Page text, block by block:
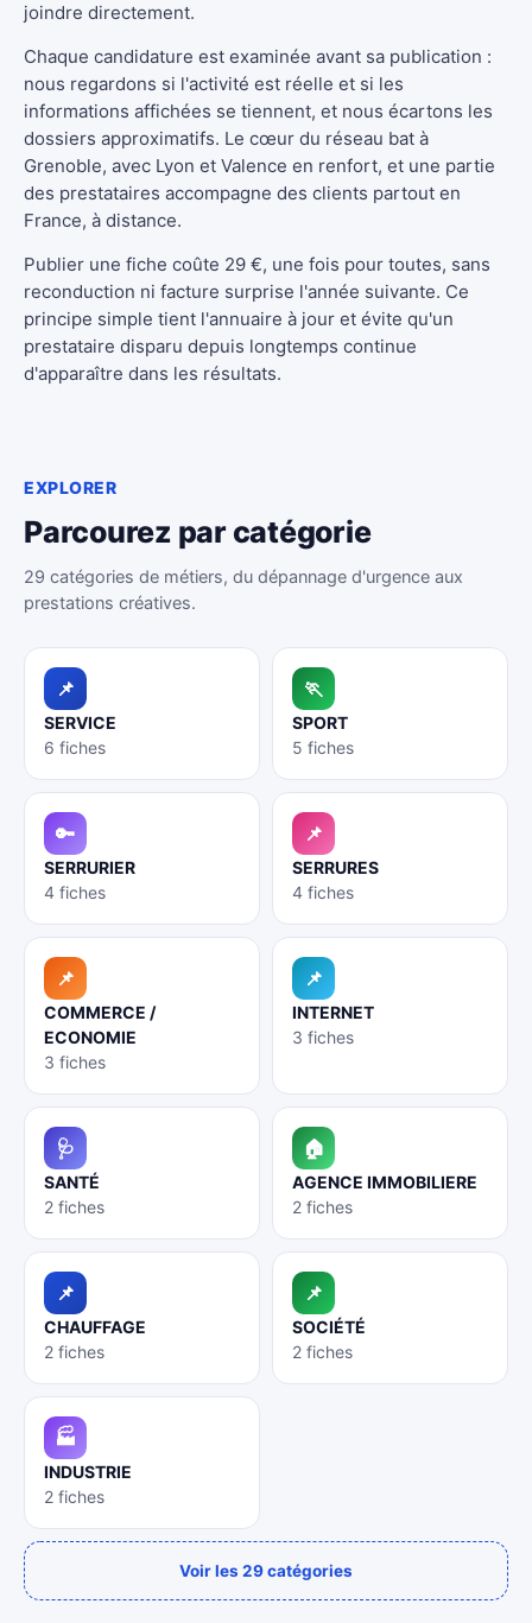
joindre directement.
Chaque candidature est examinée avant sa publication :
nous regardons si l'activité est réelle et si les
informations affichées se tiennent, et nous écartons les
dossiers approximatifs. Le cœur du réseau bat à
Grenoble, avec Lyon et Valence en renfort, et une partie
des prestataires accompagne des clients partout en
France, à distance.
Publier une fiche coûte 29 €, une fois pour toutes, sans
reconduction ni facture surprise l'année suivante. Ce
principe simple tient l'annuaire à jour et évite qu'un
prestataire disparu depuis longtemps continue
d'apparaître dans les résultats.
EXPLORER
Parcourez par catégorie
29 catégories de métiers, du dépannage d'urgence aux
prestations créatives.
📌
SERVICE
6 fiches
🏃
SPORT
5 fiches
🔑
SERRURIER
4 fiches
📌
SERRURES
4 fiches
📌
COMMERCE /
ECONOMIE
3 fiches
📌
INTERNET
3 fiches
🩺
SANTÉ
2 fiches
🏠
AGENCE IMMOBILIERE
2 fiches
📌
CHAUFFAGE
2 fiches
📌
SOCIÉTÉ
2 fiches
🏭
INDUSTRIE
2 fiches
Voir les 29 catégories